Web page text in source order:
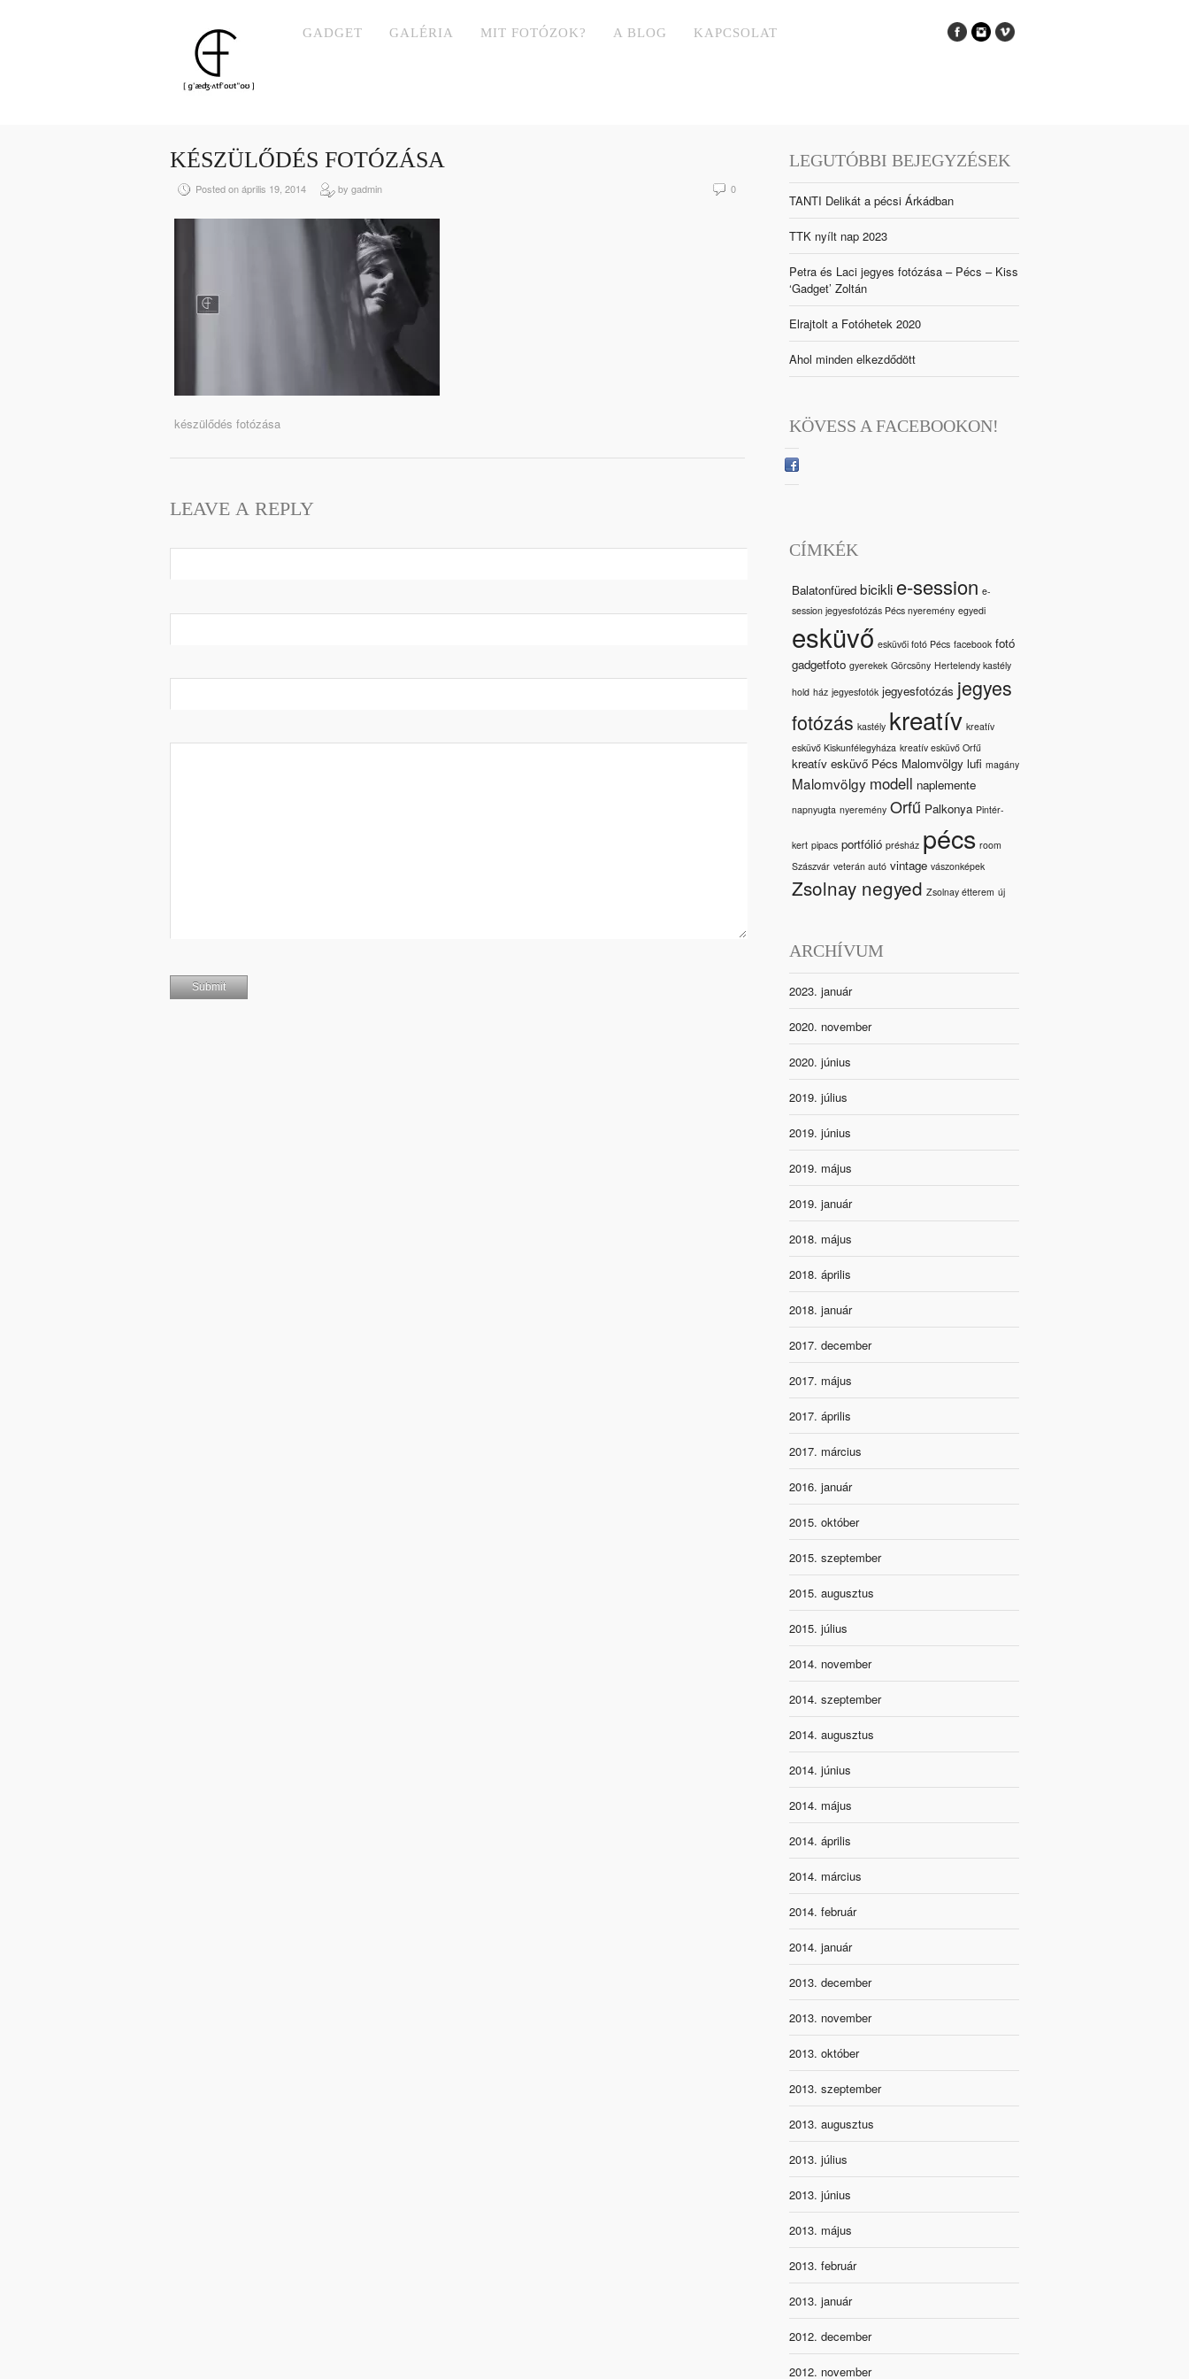
GADGET GALÉRIA MIT FOTÓZOK? A BLOG KAPCSOLAT
KÉSZÜLŐDÉS FOTÓZÁSA
Posted on április 19, 2014 by gadmin 0
készülődés fotózása
LEAVE A REPLY
LEGUTÓBBI BEJEGYZÉSEK
TANTI Delikát a pécsi Árkádban
TTK nyílt nap 2023
Petra és Laci jegyes fotózása – Pécs – Kiss
‘Gadget’ Zoltán
Elrajtolt a Fotóhetek 2020
Ahol minden elkezdődött
KÖVESS A FACEBOOKON!
CÍMKÉK
Balatonfüred bicikli e-session e-
session jegyesfotózás Pécs nyeremény egyedi
esküvő esküvői fotó Pécs facebook fotó
gadgetfoto gyerekek Görcsöny Hertelendy kastély
hold ház jegyesfotók jegyesfotózás jegyes
fotózás kastély kreatív kreatív
esküvő Kiskunfélegyháza kreatív esküvő Orfű
kreatív esküvő Pécs Malomvölgy lufi magány
Malomvölgy modell naplemente
napnyugta nyeremény Orfű Palkonya Pintér-
kert pipacs portfólió présház pécs room
Szászvár veterán autó vintage vászonképek
Zsolnay negyed Zsolnay étterem új
ARCHÍVUM
2023. január
2020. november
2020. június
2019. július
2019. június
2019. május
2019. január
2018. május
2018. április
2018. január
2017. december
2017. május
2017. április
2017. március
2016. január
2015. október
2015. szeptember
2015. augusztus
2015. július
2014. november
2014. szeptember
2014. augusztus
2014. június
2014. május
2014. április
2014. március
2014. február
2014. január
2013. december
2013. november
2013. október
2013. szeptember
2013. augusztus
2013. július
2013. június
2013. május
2013. február
2013. január
2012. december
2012. november